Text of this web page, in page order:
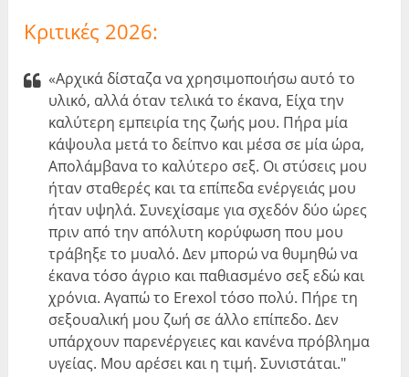
Κριτικές 2026:
«Αρχικά δίσταζα να χρησιμοποιήσω αυτό το
υλικό, αλλά όταν τελικά το έκανα, Είχα την
καλύτερη εμπειρία της ζωής μου. Πήρα μία
κάψουλα μετά το δείπνο και μέσα σε μία ώρα,
Απολάμβανα το καλύτερο σεξ. Οι στύσεις μου
ήταν σταθερές και τα επίπεδα ενέργειάς μου
ήταν υψηλά. Συνεχίσαμε για σχεδόν δύο ώρες
πριν από την απόλυτη κορύφωση που μου
τράβηξε το μυαλό. Δεν μπορώ να θυμηθώ να
έκανα τόσο άγριο και παθιασμένο σεξ εδώ και
χρόνια. Αγαπώ το Erexol τόσο πολύ. Πήρε τη
σεξουαλική μου ζωή σε άλλο επίπεδο. Δεν
υπάρχουν παρενέργειες και κανένα πρόβλημα
υγείας. Μου αρέσει και η τιμή. Συνιστάται."